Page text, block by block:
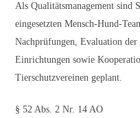
Als Qualitätsmanagement sind
eingesetzten Mensch-Hund-
Nachprüfungen, Evaluation
Einrichtungen sowie
Tierschutzvereinen geplant.
§ 52 Abs. 2 Nr. 14 AO